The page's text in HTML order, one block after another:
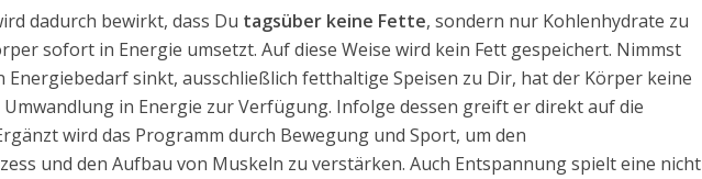
dadurch bewirkt, dass Du tagsüber keine Fette, sondern nur Kohlenhydrate zu
sofort in Energie umsetzt. Auf diese Weise wird kein Fett gespeichert. Nimmst
Energiebedarf sinkt, ausschließlich fetthaltige Speisen zu Dir, hat der Körper keine
in Energie zur Verfügung. Infolge dessen greift er direkt auf die
wird das Programm durch Bewegung und Sport, um den
und den Aufbau von Muskeln zu verstärken. Auch Entspannung spielt eine nicht